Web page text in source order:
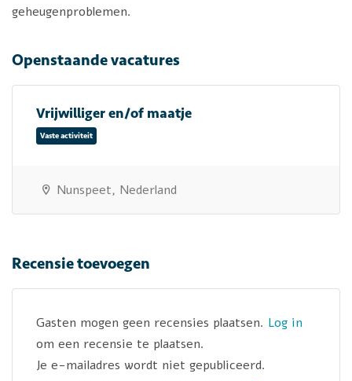
geheugenproblemen.
Openstaande vacatures
Vrijwilliger en/of maatje
Nunspeet, Nederland
Recensie toevoegen
Gasten mogen geen recensies plaatsen. Log in
om een recensie te plaatsen.
Je e-mailadres wordt niet gepubliceerd.